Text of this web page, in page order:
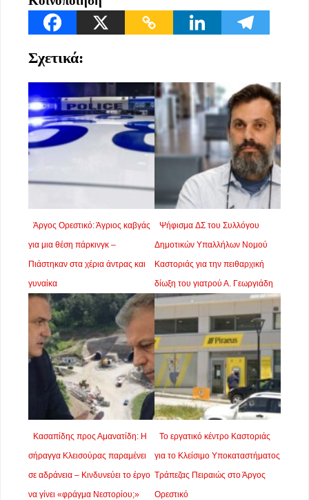
Σχετικά:
Άργος Ορεστικό: Άγριος καβγάς
για μια θέση πάρκινγκ –
Πιάστηκαν στα χέρια άντρας και
γυναίκα
Ψήφισμα ΔΣ του Συλλόγου
Δημοτικών Υπαλλήλων Νομού
Καστοριάς για την πειθαρχική
δίωξη του γιατρού Α. Γεωργιάδη
Κασαπίδης προς Αμανατίδη: Η
σήραγγα Κλεισούρας παραμένει
σε αδράνεια – Κινδυνεύει το έργο
να γίνει «φράγμα Νεστορίου;»
Το εργατικό κέντρο Καστοριάς
για το Κλείσιμο Υποκαταστήματος
Τράπεζας Πειραιώς στο Άργος
Ορεστικό